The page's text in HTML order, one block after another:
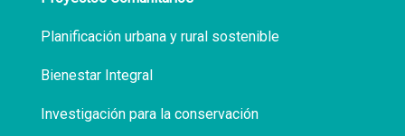
Planificación urbana y rural sostenible
Bienestar Integral
Investigación para la conservación